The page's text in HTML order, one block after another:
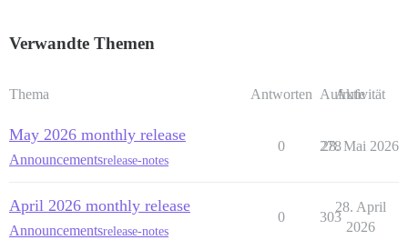
Verwandte Themen
Thema Antworten Aufrufe
Aktivität
May 2026 monthly release
Announcementsrelease-notes
0 278
28. Mai 2026
April 2026 monthly release
Announcementsrelease-notes
0 303
28. April
2026